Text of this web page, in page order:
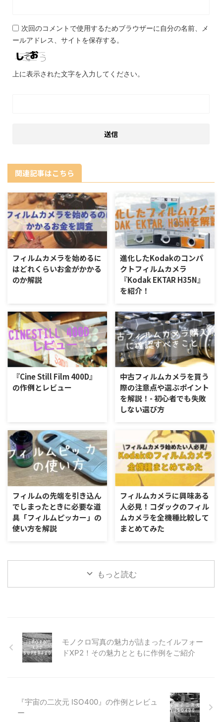
次回のコメントで使用するためブラウザーに自分の名前、メ
ールアドレス、サイトを保存する。
上に表示された文字を入力してください。
関連記事はこちら
フィルムカメラを始めるに
はどれくらいお金がかかる
のか解説
進化したKodakのコンパ
クトフィルムカメラ
『Kodak EKTAR H35N』
を紹介！
『Cine Still Film 400D』
の作例とレビュー
中古フィルムカメラを買う
際の注意点や選ぶポイント
を解説！- 初心者でも失敗
しない選び方
フィルムの先端を引き込ん
でしまったときに必要な道
具「フィルムピッカー」の
使い方を解説
フィルムカメラに興味ある
人必見！コダックのフィル
ムカメラを全機種比較して
まとめてみた
もっと読む
モノクロ写真の魅力が詰まったイルフォー
ドXP2！その魅力とともに作例をご紹介
『宇宙の二次元 ISO400』の作例とレビュ
ー